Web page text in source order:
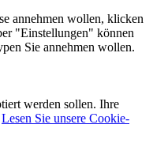
annehmen wollen, klicken
"Einstellungen" können
Sie annehmen wollen.
werden sollen. Ihre
Lesen Sie unsere Cookie-